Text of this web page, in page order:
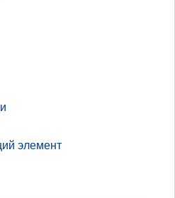
элемент